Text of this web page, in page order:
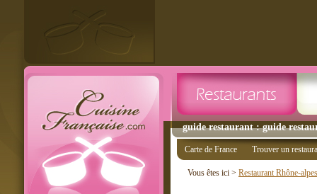
guide restaurant : guide
Carte de France Trouver un
Vous êtes ici > Restaurant Rhône-alpes